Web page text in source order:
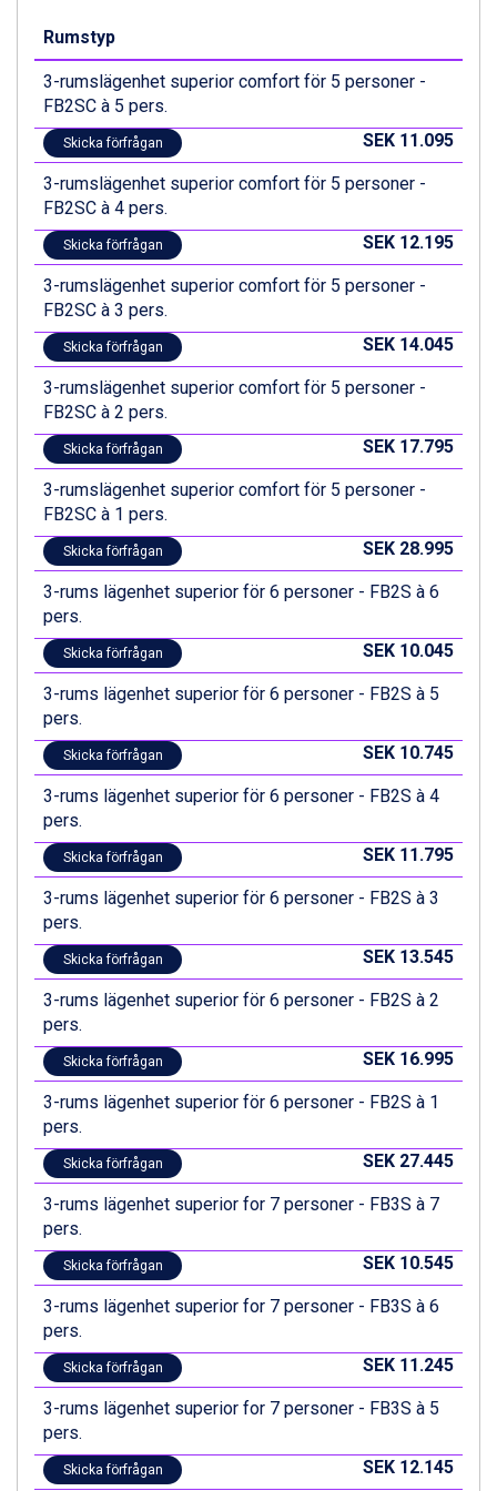
Zell am See från 6.295 kr.
Canazei från 7.195 kr.
Livigno från 5.595 kr.
Ponte di Legno från 7.395 kr.
Bad Gastein från 6.295 kr.
Sauze dOulx från 6.145 kr.
Alleghe från 8.545 kr.
Arabba från 11.045 kr.
La Thuile från 7.045 kr.
Cervinia från 8.245 kr.
Passo Tonale från 5.895 kr.
Bad Hofgastein från 8.595 kr.
Saalbach från 9.445 kr.
Sölden från 12.995 kr.
Champoluc från 5.945 kr.
Sestriere från 6.945 kr.
Wagrain från 7.095 kr.
Fieberbrunn från 9.645 kr.
Ischgl från 11.295 kr.
Val Thorens från 8.395 kr.
St. Anton från 11.245 kr.
Zell am See från 6.295 kr.
Canazei från 7.195 kr.
Livigno från 5.595 kr.
Ponte di Legno från 7.395 kr.
Bad Gastein från 6.295 kr.
Sauze dOulx från 6.145 kr.
Alleghe från 8.545 kr.
Arabba från 11.045 kr.
La Thuile från 7.045 kr.
Cervinia från 8.245 kr.
Passo Tonale från 5.895 kr.
Bad Hofgastein från 8.595 kr.
Saalbach från 9.445 kr.
Sölden från 12.995 kr.
Champoluc från 5.945 kr.
Sestriere från 6.945 kr.
Wagrain från 7.095 kr.
Fieberbrunn från 9.645 kr.
Ischgl från 11.295 kr.
Val Thorens från 8.395 kr.
St. Anton från 11.245 kr.
Zell am See från 6.295 kr.
Canazei från 7.195 kr.
Livigno från 5.595 kr.
Bad Gastein från 6.295 kr.
Sauze dOulx från 6.145 kr.
Alleghe från 8.545 kr.
Arabba från 11.045 kr.
La Thuile från 7.045 kr.
Cervinia från 8.245 kr.
Passo Tonale från 5.895 kr.
Bad Hofgastein från 8.595 kr.
Saalbach från 9.445 kr.
Sölden från 12.995 kr.
Champoluc från 5.945 kr.
Sestriere från 6.945 kr.
Wagrain från 7.095 kr.
Fieberbrunn från 9.645 kr.
Rumstyp
3-rumslägenhet superior comfort för 5 personer -
FB2SC à 5 pers.
Skicka förfrågan SEK 11.095
3-rumslägenhet superior comfort för 5 personer -
FB2SC à 4 pers.
Skicka förfrågan SEK 12.195
3-rumslägenhet superior comfort för 5 personer -
FB2SC à 3 pers.
Skicka förfrågan SEK 14.045
3-rumslägenhet superior comfort för 5 personer -
FB2SC à 2 pers.
Skicka förfrågan SEK 17.795
3-rumslägenhet superior comfort för 5 personer -
FB2SC à 1 pers.
Skicka förfrågan SEK 28.995
3-rums lägenhet superior för 6 personer - FB2S à 6
pers.
Skicka förfrågan SEK 10.045
3-rums lägenhet superior för 6 personer - FB2S à 5
pers.
Skicka förfrågan SEK 10.745
3-rums lägenhet superior för 6 personer - FB2S à 4
pers.
Skicka förfrågan SEK 11.795
3-rums lägenhet superior för 6 personer - FB2S à 3
pers.
Skicka förfrågan SEK 13.545
3-rums lägenhet superior för 6 personer - FB2S à 2
pers.
Skicka förfrågan SEK 16.995
3-rums lägenhet superior för 6 personer - FB2S à 1
pers.
Skicka förfrågan SEK 27.445
3-rums lägenhet superior for 7 personer - FB3S à 7
pers.
Skicka förfrågan SEK 10.545
3-rums lägenhet superior for 7 personer - FB3S à 6
pers.
Skicka förfrågan SEK 11.245
3-rums lägenhet superior for 7 personer - FB3S à 5
pers.
Skicka förfrågan SEK 12.145